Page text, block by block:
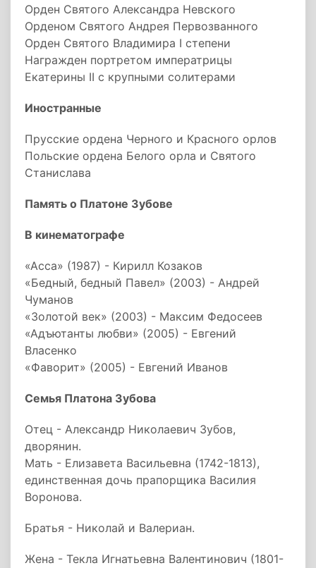
Орден Святого Александра Невского
Орденом Святого Андрея Первозванного
Орден Святого Владимира I степени
Награжден портретом императрицы
Екатерины II с крупными солитерами
Иностранные
Прусские ордена Черного и Красного орлов
Польские ордена Белого орла и Святого
Станислава
Память о Платоне Зубове
В кинематографе
«Асса» (1987) - Кирилл Козаков
«Бедный, бедный Павел» (2003) - Андрей
Чуманов
«Золотой век» (2003) - Максим Федосеев
«Адъютанты любви» (2005) - Евгений
Власенко
«Фаворит» (2005) - Евгений Иванов
Семья Платона Зубова
Отец - Александр Николаевич Зубов,
дворянин.
Мать - Елизавета Васильевна (1742-1813),
единственная дочь прапорщика Василия
Воронова.
Братья - Николай и Валериан.
Жена - Текла Игнатьевна Валентинович (1801-